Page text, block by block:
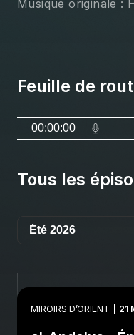
Musique originale :
Feuille de
00:00:00
Tous les
MIROIRS D’ORIENT 21